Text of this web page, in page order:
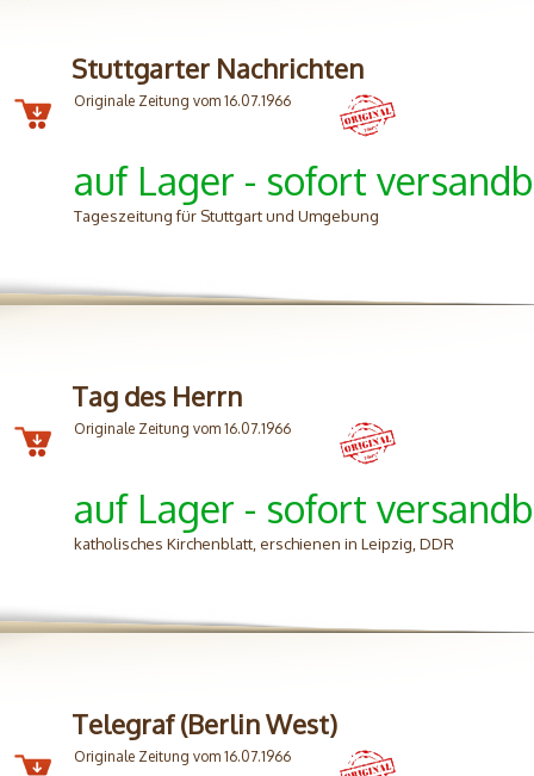
Stuttgarter Nachrichten
Originale Zeitung vom 16.07.1966
auf Lager - sofort
Tageszeitung für Stuttgart und Umgebung
Tag des Herrn
Originale Zeitung vom 16.07.1966
auf Lager - sofort
katholisches Kirchenblatt, erschienen in Leipzig, DDR
Telegraf (Berlin West)
Originale Zeitung vom 16.07.1966